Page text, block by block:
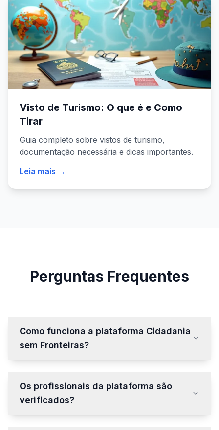
Visto de Turismo: O que é e Como
Tirar
Guia completo sobre vistos de turismo,
documentação necessária e dicas importantes.
Leia mais →
Perguntas Frequentes
Como funciona a plataforma Cidadania
sem Fronteiras?
Os profissionais da plataforma são
verificados?